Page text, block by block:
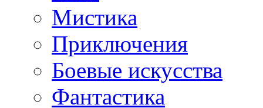
Мистика
Приключения
Боевые искусства
Фантастика